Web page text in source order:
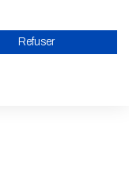
Refuser